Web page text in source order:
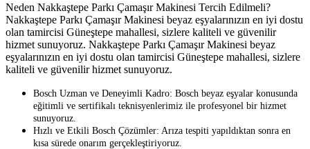
Neden Nakkaştepe Parkı Çamaşır Makinesi Tercih Edilmeli?
Nakkaştepe Parkı Çamaşır Makinesi beyaz eşyalarınızın en iyi dostu
olan tamircisi Güneştepe mahallesi, sizlere kaliteli ve güvenilir
hizmet sunuyoruz. Nakkaştepe Parkı Çamaşır Makinesi beyaz
eşyalarınızın en iyi dostu olan tamircisi Güneştepe mahallesi, sizlere
kaliteli ve güvenilir hizmet sunuyoruz.
Bosch Uzman ve Deneyimli Kadro: Bosch beyaz eşyalar konusunda
eğitimli ve sertifikalı teknisyenlerimiz ile profesyonel bir hizmet
sunuyoruz.
Hızlı ve Etkili Bosch Çözümler: Arıza tespiti yapıldıktan sonra en
kısa sürede onarım gerçekleştiriyoruz.